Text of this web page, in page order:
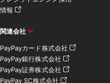
情報
関連会社
PayPayカード株式会社
PayPay銀行株式会社
PayPay証券株式会社
PayPay SC株式会社